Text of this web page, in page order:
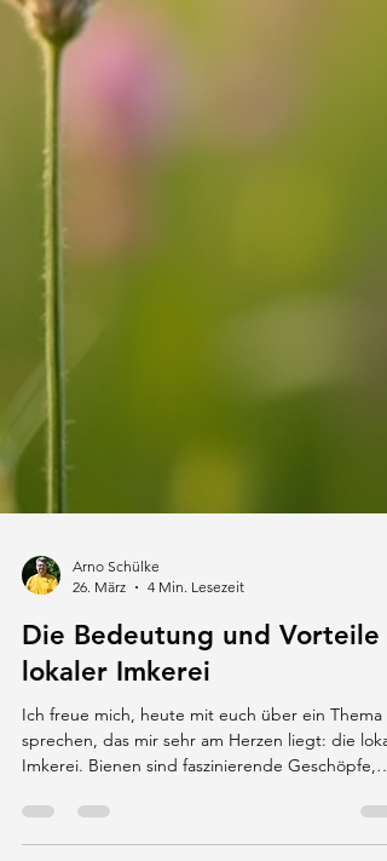
Arno Schülke
26. März
4 Min. Lesezeit
Die Bedeutung und Vorteile
lokaler Imkerei
Ich freue mich, heute mit euch über ein Thema
Imkerei. Bienen sind faszinierende Geschöpfe,
und ihre Bedeutung für unsere Umwelt ist kaum